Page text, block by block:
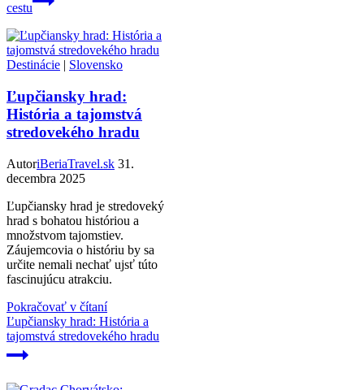
cestu
Destinácie | Slovensko
Ľupčiansky hrad:
História a tajomstvá
stredovekého hradu
AutoriBeriaTravel.sk 31.
decembra 2025
Ľupčiansky hrad je stredoveký
hrad s bohatou históriou a
množstvom tajomstiev.
Záujemcovia o históriu by sa
určite nemali nechať ujsť túto
fascinujúcu atrakciu.
Pokračovať v čítaní
Ľupčiansky hrad: História a
tajomstvá stredovekého hradu